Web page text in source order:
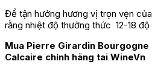
Để tận hưởng hương vị trọn vẹn
rằng nhiệt độ thưởng thức 12-18 độ
Mua Pierre Girardin Bourgogne
Calcaire chính hãng tai WineVn